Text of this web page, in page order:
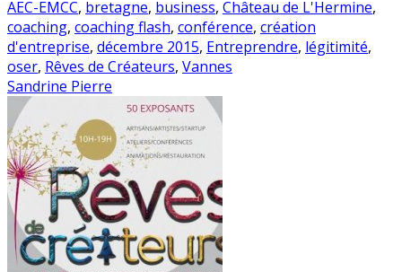
AEC-EMCC, bretagne, business, Château de L'Hermine,
coaching, coaching flash, conférence, création
d'entreprise, décembre 2015, Entreprendre, légitimité,
oser, Rêves de Créateurs, Vannes
Sandrine Pierre